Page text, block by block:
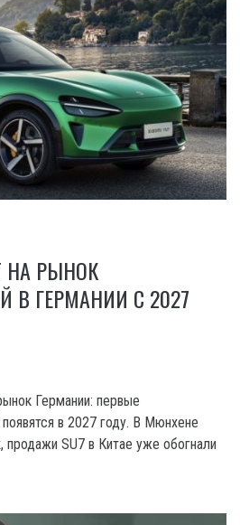
НА РЫНОК
В ГЕРМАНИИ С 2027
Германии: первые
в 2027 году. В Мюнхене
продажи SU7 в Китае уже обогнали